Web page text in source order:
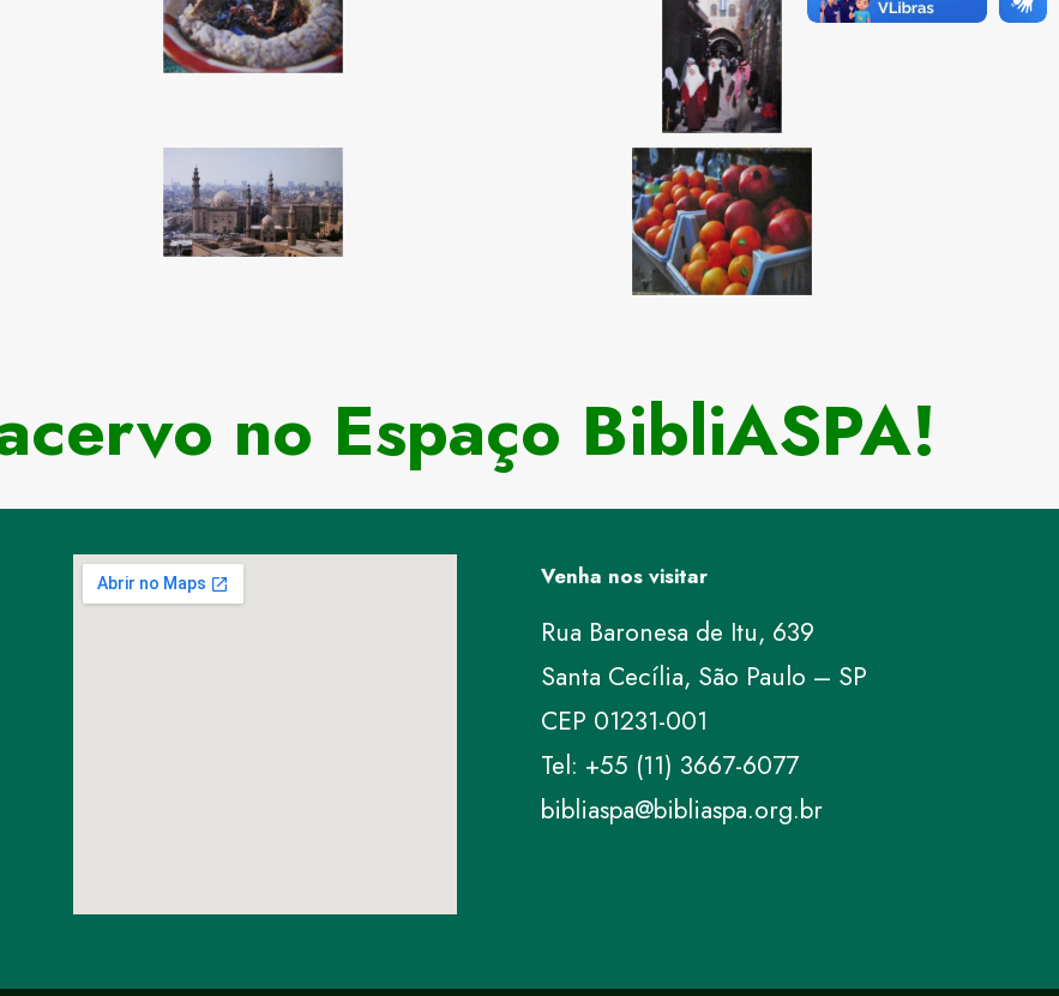
no Espaço BibliASPA!
Venha nos visitar
Rua Baronesa de Itu, 639
Santa Cecília, São Paulo – SP
CEP 01231-001
Tel: +55 (11) 3667-6077
bibliaspa@bibliaspa.org.br